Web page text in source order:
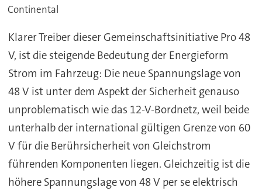
Continental
Klarer Treiber dieser Gemeinschaftsinitiative Pro 48
V, ist die steigende Bedeutung der Energieform
Strom im Fahrzeug: Die neue Spannungslage von
48 V ist unter dem Aspekt der Sicherheit genauso
unproblematisch wie das 12-V-Bordnetz, weil beide
unterhalb der international gültigen Grenze von 60
V für die Berührsicherheit von Gleichstrom
führenden Komponenten liegen. Gleichzeitig ist die
höhere Spannungslage von 48 V per se elektrisch